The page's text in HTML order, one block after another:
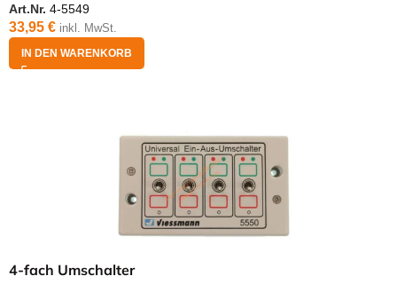
Art.Nr. 4-5549
33,95 € inkl. MwSt.
IN DEN WARENKORB
4-fach Umschalter